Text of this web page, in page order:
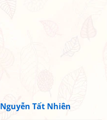
Nguyễn Tất Nhiên